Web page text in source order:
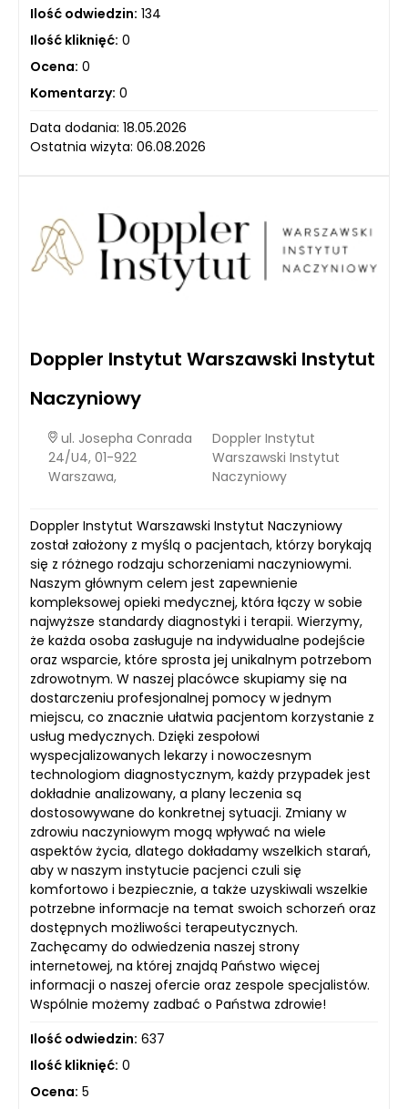
Ilość odwiedzin: 134
Ilość kliknięć: 0
Ocena: 0
Komentarzy: 0
Data dodania: 18.05.2026
Ostatnia wizyta: 06.08.2026
Doppler Instytut Warszawski Instytut
Naczyniowy
ul. Josepha Conrada
24/U4, 01-922
Warszawa,
Doppler Instytut
Warszawski Instytut
Naczyniowy
Doppler Instytut Warszawski Instytut Naczyniowy
został założony z myślą o pacjentach, którzy borykają
się z różnego rodzaju schorzeniami naczyniowymi.
Naszym głównym celem jest zapewnienie
kompleksowej opieki medycznej, która łączy w sobie
najwyższe standardy diagnostyki i terapii. Wierzymy,
że każda osoba zasługuje na indywidualne podejście
oraz wsparcie, które sprosta jej unikalnym potrzebom
zdrowotnym. W naszej placówce skupiamy się na
dostarczeniu profesjonalnej pomocy w jednym
miejscu, co znacznie ułatwia pacjentom korzystanie z
usług medycznych. Dzięki zespołowi
wyspecjalizowanych lekarzy i nowoczesnym
technologiom diagnostycznym, każdy przypadek jest
dokładnie analizowany, a plany leczenia są
dostosowywane do konkretnej sytuacji. Zmiany w
zdrowiu naczyniowym mogą wpływać na wiele
aspektów życia, dlatego dokładamy wszelkich starań,
aby w naszym instytucie pacjenci czuli się
komfortowo i bezpiecznie, a także uzyskiwali wszelkie
potrzebne informacje na temat swoich schorzeń oraz
dostępnych możliwości terapeutycznych.
Zachęcamy do odwiedzenia naszej strony
internetowej, na której znajdą Państwo więcej
informacji o naszej ofercie oraz zespole specjalistów.
Wspólnie możemy zadbać o Państwa zdrowie!
Ilość odwiedzin: 637
Ilość kliknięć: 0
Ocena: 5